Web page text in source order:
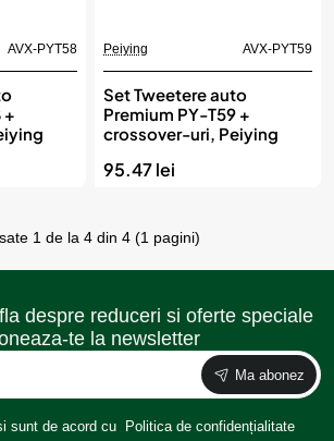
AVX-PYT58
+
Peiying AVX-PYT59
Set Tweetere auto
Premium PY-T59 +
crossover-uri, Peiying
95.47 lei
1 de la 4 din 4 (1 pagini)
despre reduceri si oferte speciale
te la newsletter
Ma abonez
sunt de acord cu Politica de confidențialitate